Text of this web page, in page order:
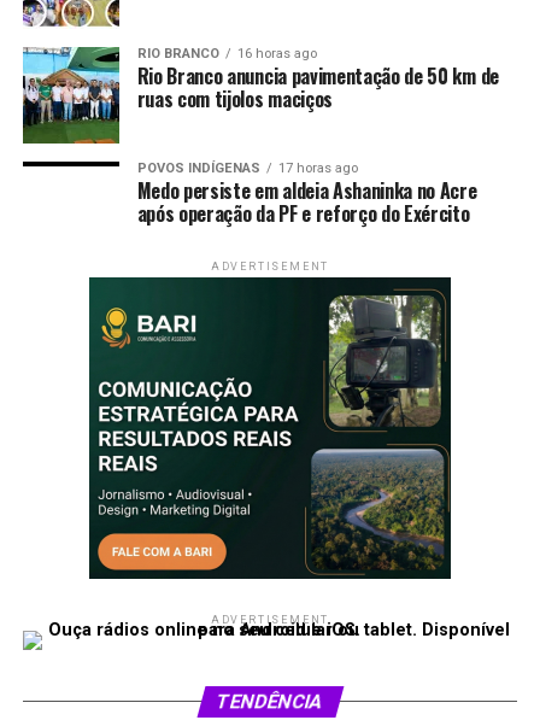
RIO BRANCO 16 horas ago
Rio Branco anuncia pavimentação de 50 km de
ruas com tijolos maciços
POVOS INDÍGENAS 17 horas ago
Medo persiste em aldeia Ashaninka no Acre
após operação da PF e reforço do Exército
ADVERTISEMENT
ADVERTISEMENT
TENDÊNCIA